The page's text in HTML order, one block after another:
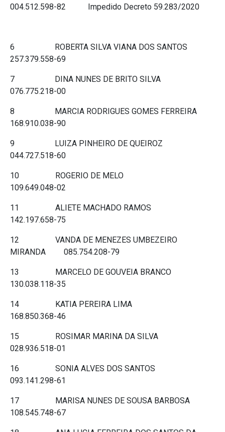
004.512.598-82 Impedido Decreto 59.283/2020
6 ROBERTA SILVA VIANA DOS SANTOS
257.379.558-69
7 DINA NUNES DE BRITO SILVA
076.775.218-00
8 MARCIA RODRIGUES GOMES FERREIRA
168.910.038-90
9 LUIZA PINHEIRO DE QUEIROZ
044.727.518-60
10 ROGERIO DE MELO
109.649.048-02
11 ALIETE MACHADO RAMOS
142.197.658-75
12 VANDA DE MENEZES UMBEZEIRO
MIRANDA 085.754.208-79
13 MARCELO DE GOUVEIA BRANCO
130.038.118-35
14 KATIA PEREIRA LIMA
168.850.368-46
15 ROSIMAR MARINA DA SILVA
028.936.518-01
16 SONIA ALVES DOS SANTOS
093.141.298-61
17 MARISA NUNES DE SOUSA BARBOSA
108.545.748-67